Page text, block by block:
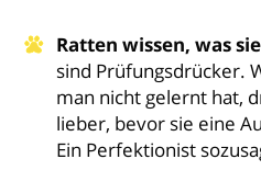
Ratten wissen, was
sind Prüfungsdrücker.
man nicht gelernt hat,
lieber, bevor sie eine
Ein Perfektionist